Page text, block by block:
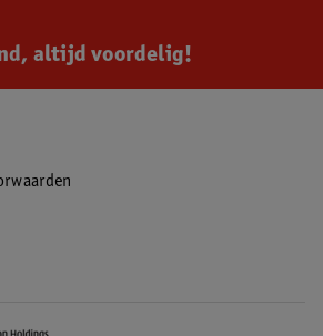
altijd voordelig!